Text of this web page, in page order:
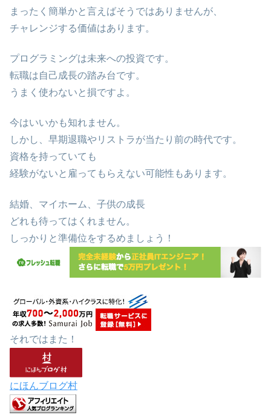
まったく簡単かと言えばそうではありませんが、
チャレンジする価値はあります。
プログラミングは未来への投資です。
転職は自己成長の踏み台です。
うまく使わないと損ですよ。
今はいいかも知れません。
しかし、早期退職やリストラが当たり前の時代です。
資格を持っていても
経験がないと雇ってもらえない可能性もあります。
結婚、マイホーム、子供の成長
どれも待ってはくれません。
しっかりと準備位をするめましょう！
それではまた！
にほんブログ村